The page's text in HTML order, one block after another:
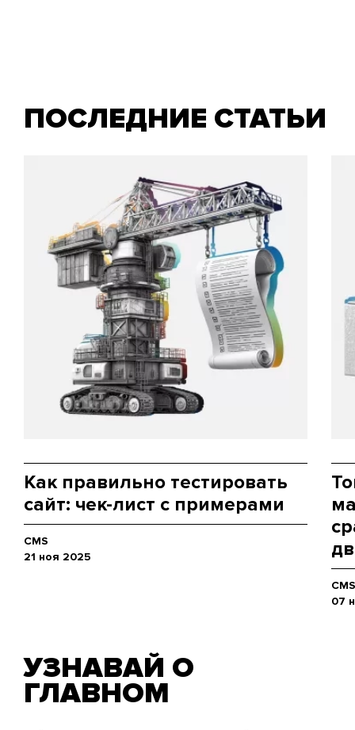
ПОСЛЕДНИЕ СТАТЬИ
Как правильно тестировать
сайт: чек-лист с примерами
CMS
21 ноя 2025
CMS
07
УЗНАВАЙ О
ГЛАВНОМ